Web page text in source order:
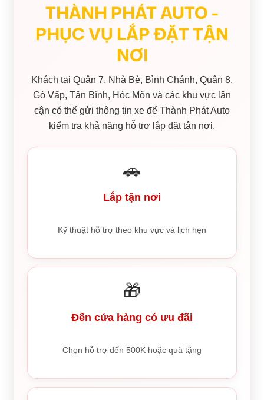
THÀNH PHÁT AUTO -
PHỤC VỤ LẮP ĐẶT TẬN
NƠI
Khách tại Quận 7, Nhà Bè, Bình Chánh, Quận 8,
Gò Vấp, Tân Bình, Hóc Môn và các khu vực lân
cận có thể gửi thông tin xe để Thành Phát Auto
kiểm tra khả năng hỗ trợ lắp đặt tận nơi.
🚗
Lắp tận nơi
Kỹ thuật hỗ trợ theo khu vực và lịch hẹn
🎁
Đến cửa hàng có ưu đãi
Chọn hỗ trợ đến 500K hoặc quà tặng